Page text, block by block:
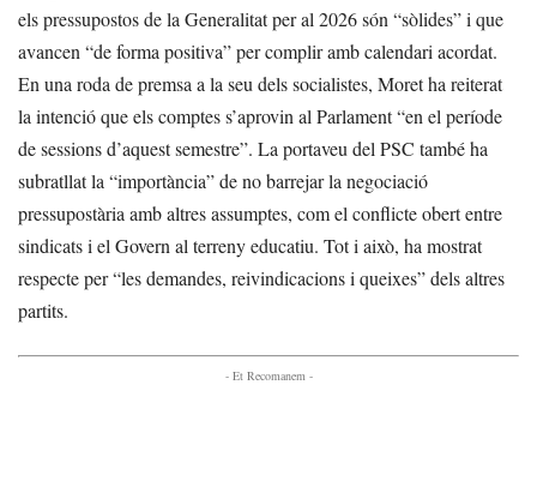
els pressupostos de la Generalitat per al 2026 són “sòlides” i que
avancen “de forma positiva” per complir amb calendari acordat.
En una roda de premsa a la seu dels socialistes, Moret ha reiterat
la intenció que els comptes s’aprovin al Parlament “en el període
de sessions d’aquest semestre”. La portaveu del PSC també ha
subratllat la “importància” de no barrejar la negociació
pressupostària amb altres assumptes, com el conflicte obert entre
sindicats i el Govern al terreny educatiu. Tot i això, ha mostrat
respecte per “les demandes, reivindicacions i queixes” dels altres
partits.
- Et Recomanem -